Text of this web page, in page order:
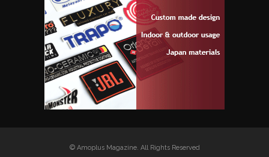
© Amoplus Magazine. All Rights Reserved